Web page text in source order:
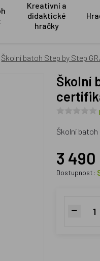
Kreativní a
didaktické
hračky
Školní batoh Step by Step
Školní batoh Step by Step GRADE Jumping Spider, AGR
Školní
3 490
Dostupnost: